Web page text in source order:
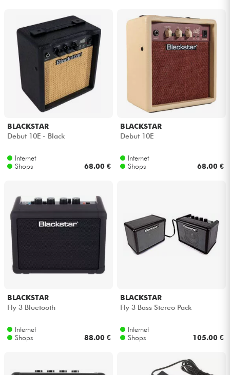
BLACKSTAR
Debut 10E - Black
Internet
Shops
68.00 €
BLACKSTAR
Debut 10E
Internet
Shops
68.00 €
BLACKSTAR
Fly 3 Bluetooth
Internet
Shops
88.00 €
BLACKSTAR
Fly 3 Bass Stereo Pack
Internet
Shops
105.00 €